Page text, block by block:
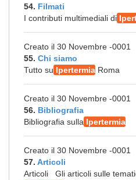
54. Filmati
I contributi multimediali di
Creato il 30 Novembre -0001
55. Chi siamo
Tutto su Ipertermia Roma
Creato il 30 Novembre -0001
56. Bibliografia
Bibliografia sulla Ipertermia
Creato il 30 Novembre -0001
57. Articoli
Articoli Gli articoli sulle